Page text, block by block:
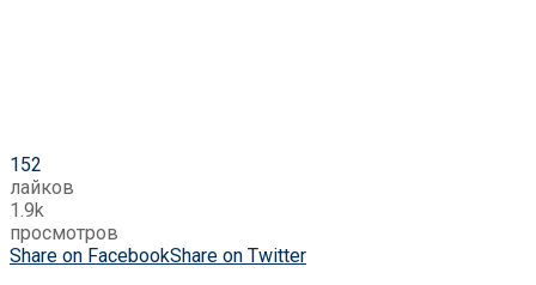
152
лайков
1.9k
просмотров
Share on FacebookShare on Twitter